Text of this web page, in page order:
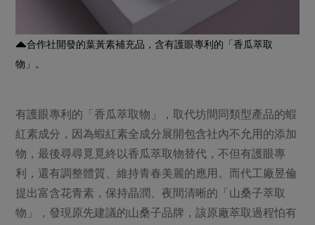
合作社開發的葉黃素補充品，含有護眼專利的「香瓜萃取
物」。
有護眼專利的「香瓜萃取物」，取代坊間同類型產品的蝦
紅素成分，因為蝦紅素全成分展開包含社內不允用的添加
物，最後尋尋覓覓終以香瓜萃取物替代，不但有護眼專
利，還有調整體質、維持青春美麗的應用。而代工廠昱倫
提出富含花青素，保持晶潤、夜間清晰的「山桑子萃取
物」，發現原先建議的山桑子品牌，該原廠萃取過程怕有